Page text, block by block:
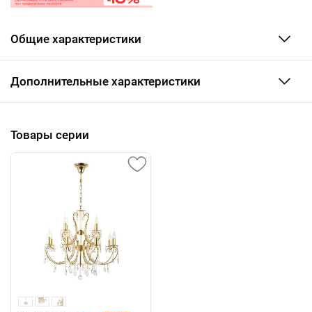
Общие характеристики
Дополнительные характеристики
Товары серии